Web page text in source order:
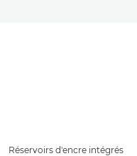
Réservoirs d'encre intégrés